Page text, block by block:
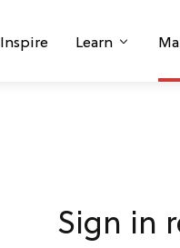
Inspire Learn
Sign in